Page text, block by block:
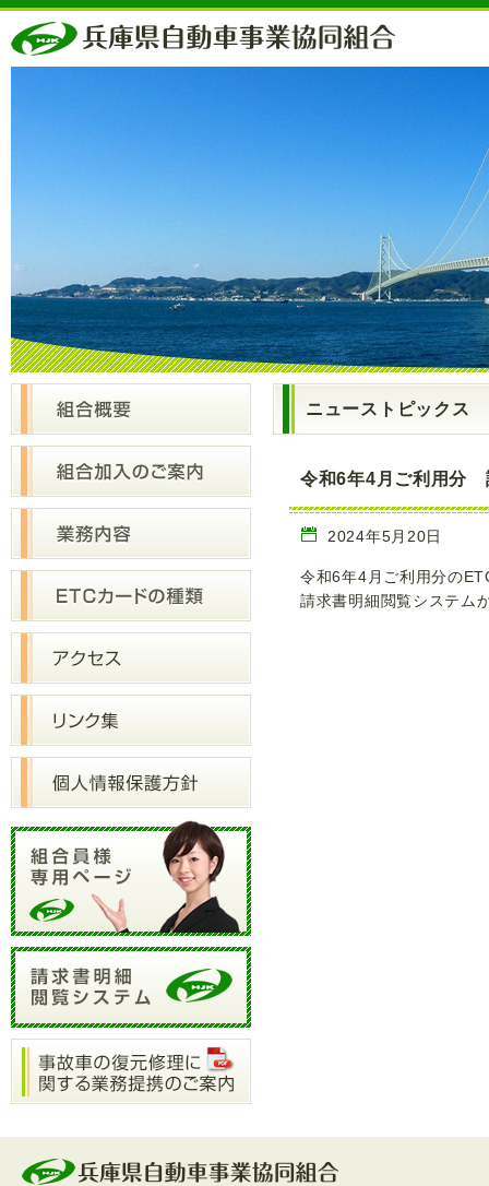
ニューストピックス
令和6年4月ご利用分
2024年5月20日
令和6年4月ご利用分の
請求書明細閲覧システム